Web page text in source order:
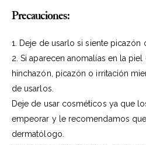
Precauciones:
1. Deje de usarlo si siente picazón
2. Si aparecen anomalías en la
hinchazón, picazón o irritación
de usarlos.
Deje de usar cosméticos ya que
empeorar y le recomendamos
dermatólogo.